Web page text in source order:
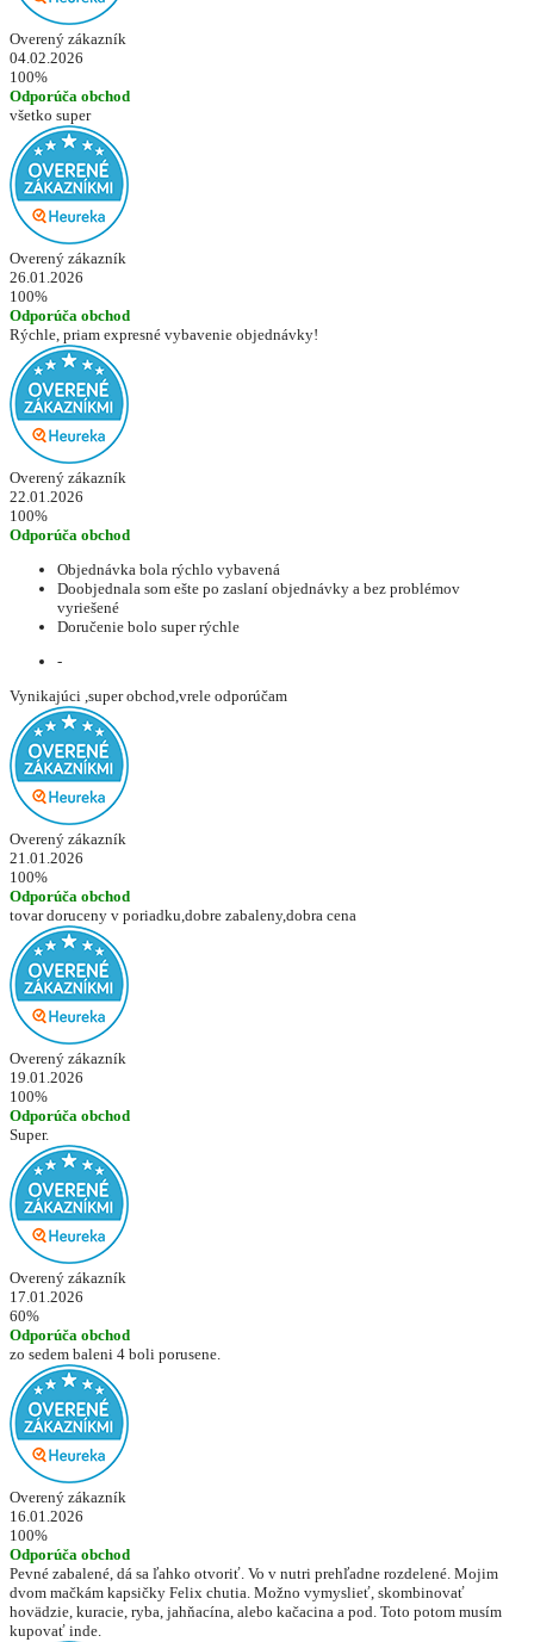
Overený zákazník
04.02.2026
100%
Odporúča obchod
všetko super
Overený zákazník
26.01.2026
100%
Odporúča obchod
Rýchle, priam expresné vybavenie objednávky!
Overený zákazník
22.01.2026
100%
Odporúča obchod
Objednávka bola rýchlo vybavená
Doobjednala som ešte po zaslaní objednávky a bez problémov
vyriešené
Doručenie bolo super rýchle
-
Vynikajúci ,super obchod,vrele odporúčam
Overený zákazník
21.01.2026
100%
Odporúča obchod
tovar doruceny v poriadku,dobre zabaleny,dobra cena
Overený zákazník
19.01.2026
100%
Odporúča obchod
Super.
Overený zákazník
17.01.2026
60%
Odporúča obchod
zo sedem baleni 4 boli porusene.
Overený zákazník
16.01.2026
100%
Odporúča obchod
Pevné zabalené, dá sa ľahko otvoriť. Vo v nutri prehľadne rozdelené. Mojim
dvom mačkám kapsičky Felix chutia. Možno vymyslieť, skombinovať
hovädzie, kuracie, ryba, jahňacína, alebo kačacina a pod. Toto potom musím
kupovať inde.